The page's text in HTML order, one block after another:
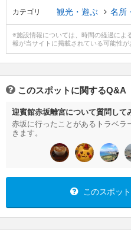
カテゴリ 観光・遊ぶ 名所
※施設情報については、時間の経過によ
報が当サイトに掲載されている可能性が
このスポットに関するQ&A
迎賓館赤坂離宮について質問して
赤坂に行ったことがあるトラベラ
きます。
このスポッ